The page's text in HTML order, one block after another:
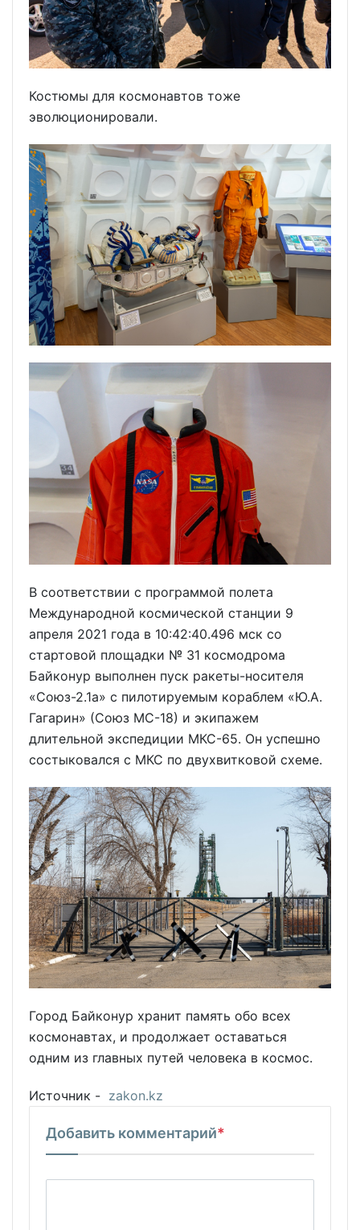
Костюмы для космонавтов тоже
эволюционировали.
В соответствии с программой полета
Международной космической станции 9
апреля 2021 года в 10:42:40.496 мск со
стартовой площадки № 31 космодрома
Байконур выполнен пуск ракеты-носителя
«Союз-2.1а» с пилотируемым кораблем «Ю.А.
Гагарин» (Союз МС-18) и экипажем
длительной экспедиции МКС-65. Он успешно
состыковался с МКС по двухвитковой схеме.
Город Байконур хранит память обо всех
космонавтах, и продолжает оставаться
одним из главных путей человека в космос.
Источник - zakon.kz
Добавить комментарий*